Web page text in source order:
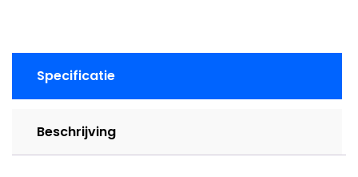
Specificatie
Beschrijving